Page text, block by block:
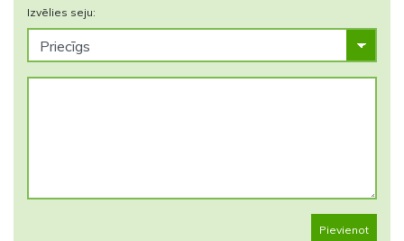
Izvēlies seju:
Pievienot